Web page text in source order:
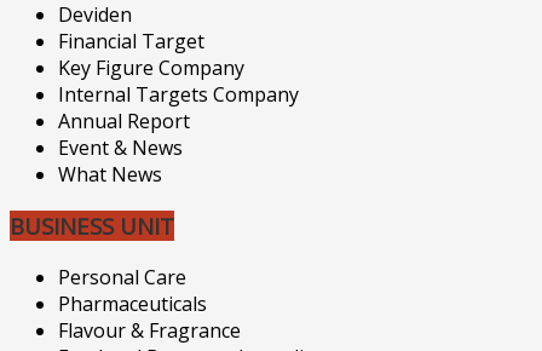
Deviden
Financial Target
Key Figure Company
Internal Targets Company
Annual Report
Event & News
What News
BUSINESS UNIT
Personal Care
Pharmaceuticals
Flavour & Fragrance